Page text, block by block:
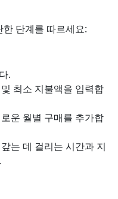
단계를 따르세요:
.
최소 지불액을 입력합
운 월별 구매를 추가합
는 데 걸리는 시간과 지